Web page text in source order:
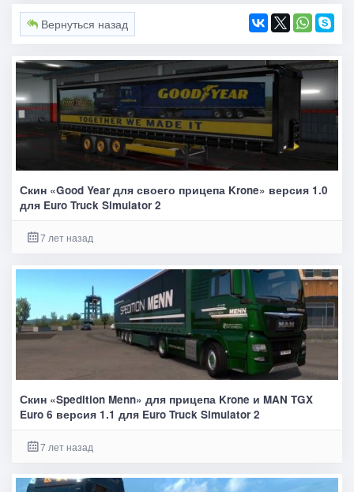
Вернуться назад
Скин «Good Year для своего прицепа Krone» версия 1.0
для Euro Truck Simulator 2
7 лет назад
Скин «Spedition Menn» для прицепа Krone и MAN TGX
Euro 6 версия 1.1 для Euro Truck Simulator 2
7 лет назад